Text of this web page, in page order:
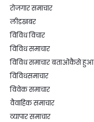
रोजगार समाचार
लीडखबर
विविध विचार
विविध समाचार
विविध समाचार बताओकैसे हुआ
विविधसमाचार
विवेक समाचार
वैवाहिक समाचार
व्यापार समाचार